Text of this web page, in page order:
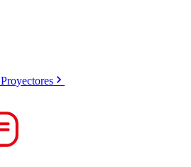
Proyectores